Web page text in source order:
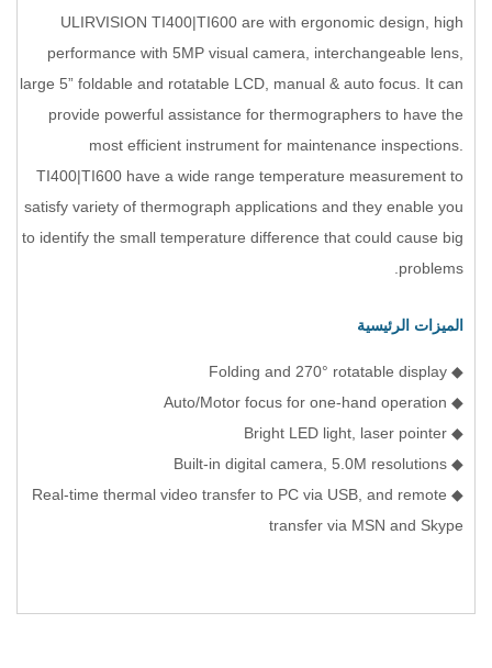
ULIRVISION TI400|TI600 are with ergonomic design, high
performance with 5MP visual camera, interchangeable lens,
large 5” foldable and rotatable LCD, manual & auto focus. It can
provide powerful assistance for thermographers to have the
most efficient instrument for maintenance inspections.
TI400|TI600 have a wide range temperature measurement to
satisfy variety of thermograph applications and they enable you
to identify the small temperature difference that could cause big
problems.
الميزات الرئيسية
◆ Folding and 270° rotatable display
◆ Auto/Motor focus for one-hand operation
◆ Bright LED light, laser pointer
◆ Built-in digital camera, 5.0M resolutions
◆ Real-time thermal video transfer to PC via USB, and remote
transfer via MSN and Skype